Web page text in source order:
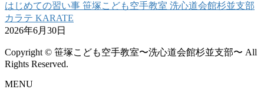
はじめての習い事 笹塚こども空手教室 洗心道会館杉並支部
カラテ KARATE
2026年6月30日
Copyright © 笹塚こども空手教室〜洗心道会館杉並支部〜 All
Rights Reserved.
MENU